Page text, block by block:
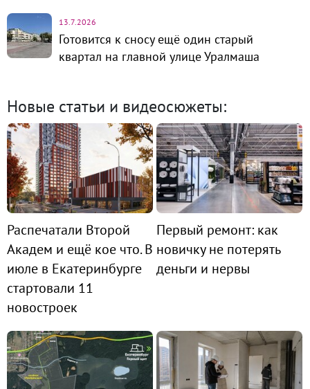
13.7.2026
Готовится к сносу ещё один старый
квартал на главной улице Уралмаша
Новые статьи и видеосюжеты:
Распечатали Второй
Академ и ещё кое что. В
июле в Екатеринбурге
стартовали 11
новостроек
Первый ремонт: как
новичку не потерять
деньги и нервы